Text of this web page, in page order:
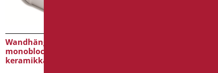
Wandhängender
monoblock OPEN
keramikkasten